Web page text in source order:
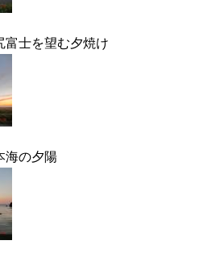
富士を望む夕焼け
海の夕陽